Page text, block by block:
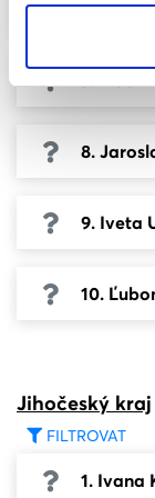
6.
7.
8.
9. Iveta
10.
Jihočeský kraj
FILTROVAT
1. Ivana